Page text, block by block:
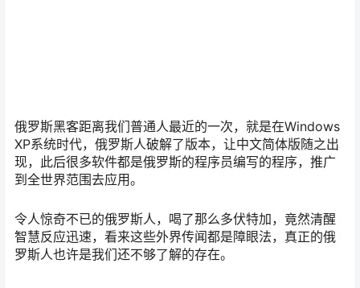
俄罗斯黑客距离我们普通人最近的一次，就是在Windows
XP系统时代，俄罗斯人破解了版本，让中文简体版随之出
现，此后很多软件都是俄罗斯的程序员编写的程序，推广
到全世界范围去应用。
令人惊奇不已的俄罗斯人，喝了那么多伏特加，竟然清醒
智慧反应迅速，看来这些外界传闻都是障眼法，真正的俄
罗斯人也许是我们还不够了解的存在。